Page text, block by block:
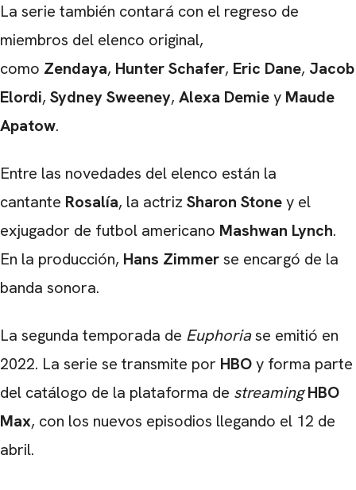
La serie también contará con el regreso de
miembros del elenco original,
como Zendaya, Hunter Schafer, Eric Dane, Jacob
Elordi, Sydney Sweeney, Alexa Demiey Maude
Apatow.
Entre las novedades del elenco están la
cantante Rosalía, la actriz Sharon Stoney el
exjugador de futbol americano Mashwan Lynch.
En la producción, Hans Zimmerse encargó de la
banda sonora.
La segunda temporada de Euphoriase emitió en
2022. La serie se transmite por HBOy forma parte
del catálogo de la plataforma de streaming HBO
Max, con los nuevos episodios llegando el 12 de
abril.